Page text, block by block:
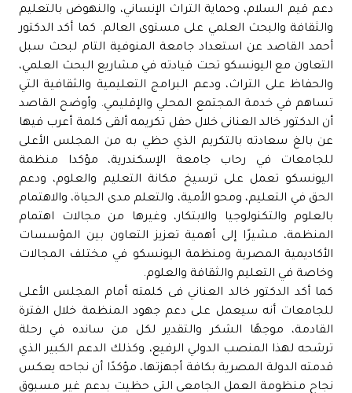
دعم قيم السلام، وحماية التراث الإنساني، والنهوض بالتعليم
والثقافة والبحث العلمي على مستوى العالم. كما أكد الدكتور
أحمد القاصد عن استعداد جامعة المنوفية التام لبحث سبل
التعاون مع اليونسكو تحت قيادته في مشاريع البحث العلمي،
والحفاظ على التراث، ودعم البرامج التعليمية والثقافية التي
تساهم في خدمة المجتمع المحلي والإقليمي. وأوضح القاصد
أن الدكتور خالد العنانى خلال حفل تكريمه ألقى كلمة أعرب فيها
عن بالغ سعادته بالتكريم الذي حظي به من المجلس الأعلى
للجامعات في رحاب جامعة الإسكندرية، مؤكدا منظمة
اليونسكو تعمل على ترسيخ مكانة التعليم والعلوم، ودعم
الحق في التعليم، ومحو الأمية، والتعلم مدى الحياة، والاهتمام
بالعلوم والتكنولوجيا والابتكار، وغيرها من مجالات اهتمام
المنظمة، مشيرًا إلى أهمية تعزيز التعاون بين المؤسسات
الأكاديمية المصرية ومنظمة اليونسكو في مختلف المجالات
وخاصة في التعليم والثقافة والعلوم.
كما أكد الدكتور خالد العناني فى كلمته أمام المجلس الأعلى
للجامعات أنه سيعمل على دعم جهود المنظمة خلال الفترة
القادمة، موجهًا الشكر والتقدير لكل من سانده في رحلة
ترشحه لهذا المنصب الدولي الرفيع، وكذلك الدعم الكبير الذي
قدمته الدولة المصرية بكافة أجهزتها، مؤكدًا أن نجاحه يعكس
نجاح منظومة العمل الجامعي التي حظيت بدعم غير مسبوق